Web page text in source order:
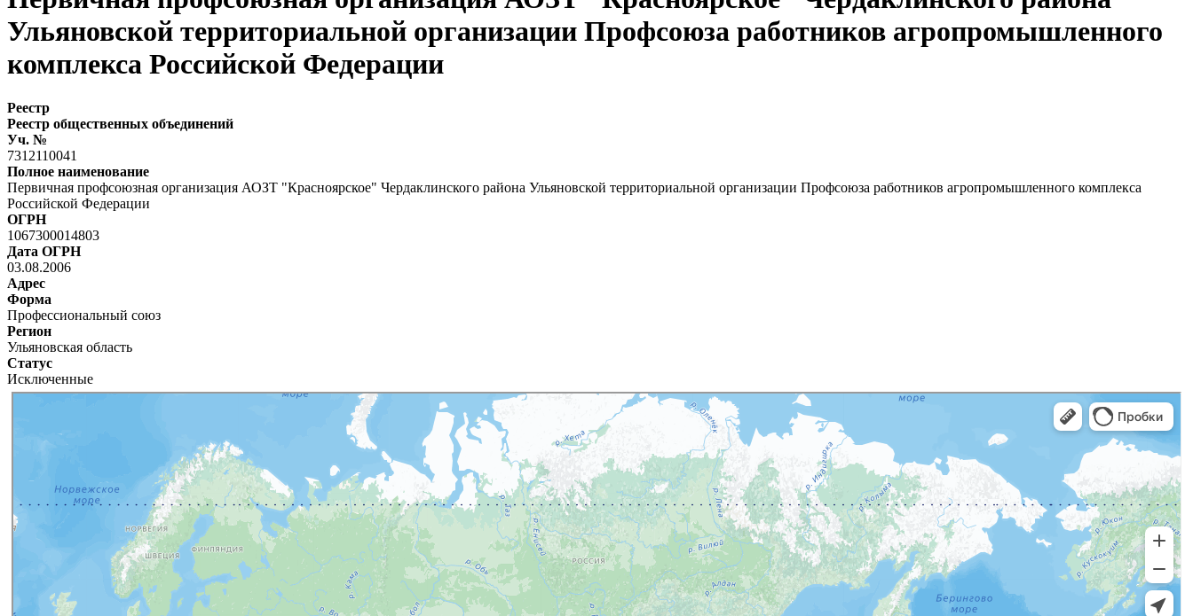
Ульяновской территориальной организации Профсоюза работников агропромышленного
комплекса Российской Федерации
Реестр
Реестр общественных объединений
Уч. №
7312110041
Полное наименование
Первичная профсоюзная организация АОЗТ "Красноярское" Чердаклинского района Ульяновской территориальной организации Профсоюза работников агропромышленного комплекса
Российской Федерации
ОГРН
1067300014803
Дата ОГРН
03.08.2006
Адрес
Форма
Профессиональный союз
Регион
Ульяновская область
Статус
Исключенные